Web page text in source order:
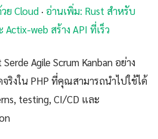
ย Cloud · อ่านเพิ่ม: Rust สำหรับ
web สร้าง API ที่เร็ว
Agile Scrum Kanban อย่าง
ริงใน PHP ที่คุณสามารถนำไปใช้ได้
testing, CI/CD และ